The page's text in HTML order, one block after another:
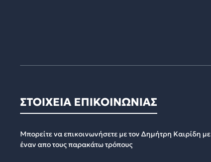
ΣΤΟΙΧΕΙΑ ΕΠΙΚΟΙΝΩΝΙΑΣ
Μπορείτε να επικοινωνήσετε με τον Δημήτρη Καιρίδη με
έναν απο τους παρακάτω τρόπους